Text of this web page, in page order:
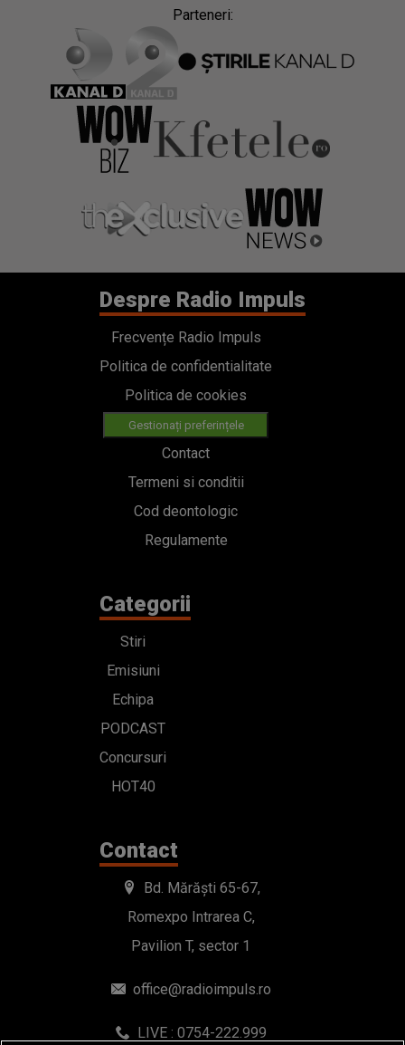
Parteneri:
Despre Radio Impuls
Frecvențe Radio Impuls
Politica de confidentialitate
Politica de cookies
Gestionați preferințele
Contact
Termeni si conditii
Cod deontologic
Regulamente
Categorii
Stiri
Emisiuni
Echipa
PODCAST
Concursuri
HOT40
Contact
Bd. Mărăști 65-67,
Romexpo Intrarea C,
Pavilion T, sector 1
office@radioimpuls.ro
LIVE : 0754-222.999